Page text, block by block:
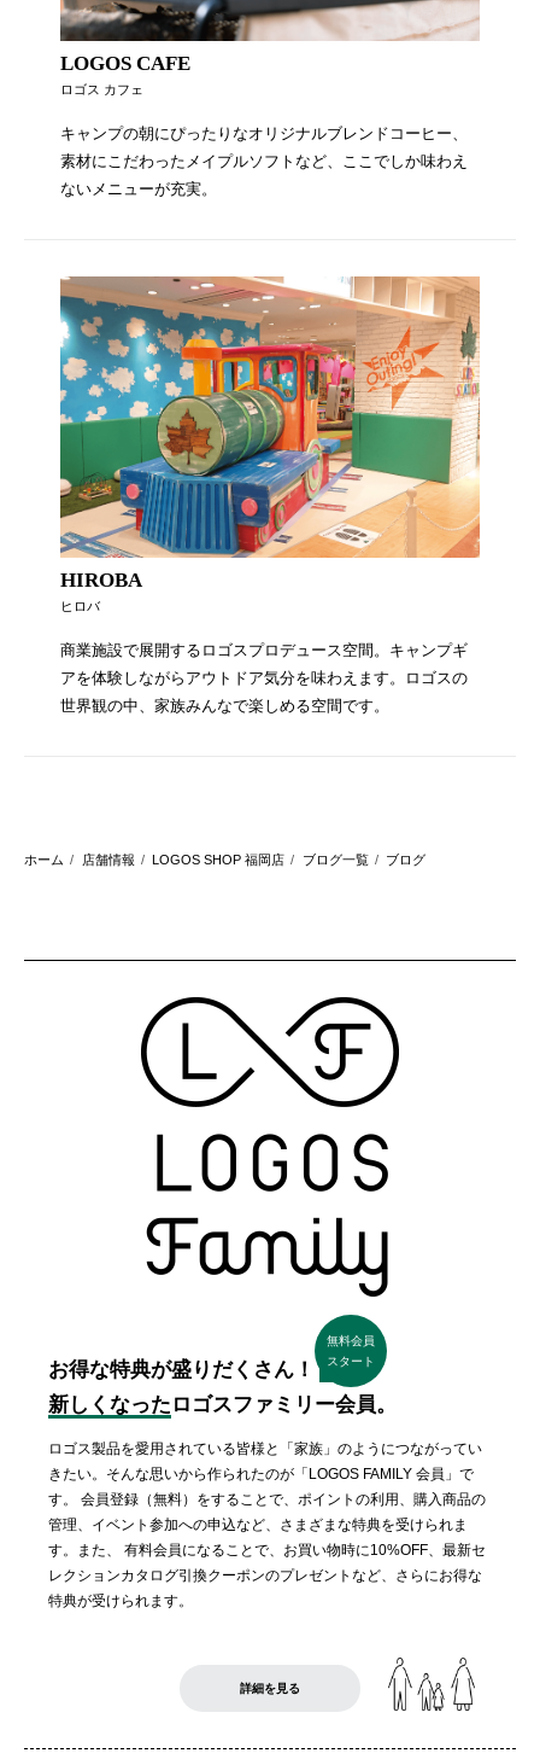
LOGOS CAFE
ロゴス カフェ
キャンプの朝にぴったりなオリジナルブレンドコーヒー、
素材にこだわったメイプルソフトなど、ここでしか味わえ
ないメニューが充実。
HIROBA
ヒロバ
商業施設で展開するロゴスプロデュース空間。キャンプギ
アを体験しながらアウトドア気分を味わえます。ロゴスの
世界観の中、家族みんなで楽しめる空間です。
ホーム 店舗情報 LOGOS SHOP 福岡店 ブログ一覧 ブログ
お得な特典が盛りだくさん！
無料会員
スタート
新しくなった ロゴスファミリー会員。
ロゴス製品を愛用されている皆様と「家族」のようにつながってい
きたい。そんな思いから作られたのが「LOGOS FAMILY 会員」で
す。 会員登録（無料）をすることで、ポイントの利用、購入商品の
管理、イベント参加への申込など、さまざまな特典を受けられま
す。また、 有料会員になることで、お買い物時に10%OFF、最新セ
レクションカタログ引換クーポンのプレゼントなど、さらにお得な
特典が受けられます。
詳細を見る